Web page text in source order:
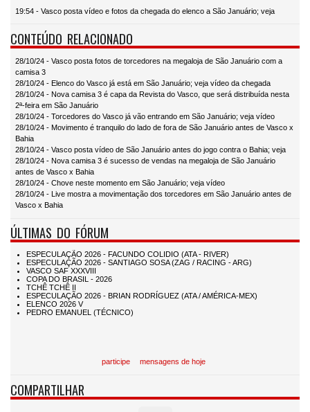
19:54 - Vasco posta vídeo e fotos da chegada do elenco a São Januário; veja
CONTEÚDO RELACIONADO
28/10/24 - Vasco posta fotos de torcedores na megaloja de São Januário com a
camisa 3
28/10/24 - Elenco do Vasco já está em São Januário; veja vídeo da chegada
28/10/24 - Nova camisa 3 é capa da Revista do Vasco, que será distribuída nesta
2ª-feira em São Januário
28/10/24 - Torcedores do Vasco já vão entrando em São Januário; veja vídeo
28/10/24 - Movimento é tranquilo do lado de fora de São Januário antes de Vasco x
Bahia
28/10/24 - Vasco posta vídeo de São Januário antes do jogo contra o Bahia; veja
28/10/24 - Nova camisa 3 é sucesso de vendas na megaloja de São Januário
antes de Vasco x Bahia
28/10/24 - Chove neste momento em São Januário; veja vídeo
28/10/24 - Live mostra a movimentação dos torcedores em São Januário antes de
Vasco x Bahia
ÚLTIMAS DO FÓRUM
participe mensagens de hoje
COMPARTILHAR